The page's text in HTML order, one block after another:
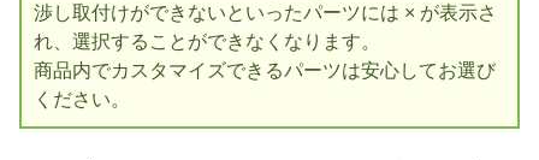
渉し取付けができないといったパーツには × が表示さ
れ、選択することができなくなります。
商品内でカスタマイズできるパーツは安心してお選び
ください。